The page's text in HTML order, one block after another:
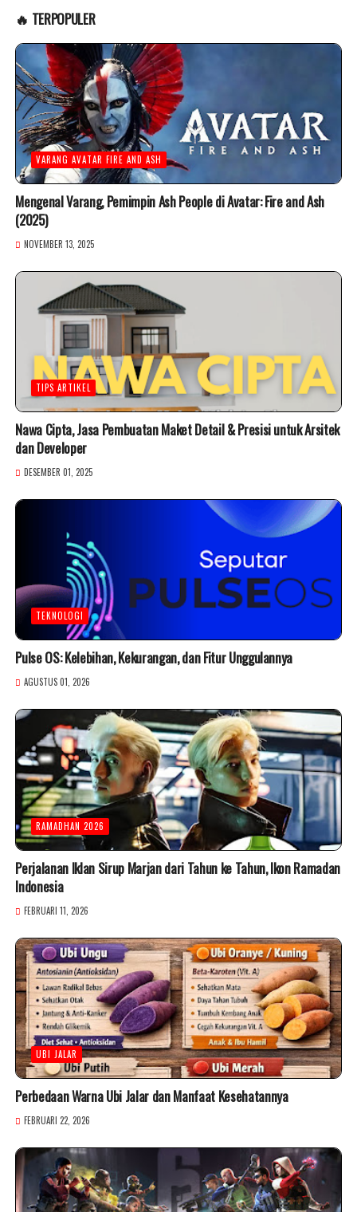
🔥 TERPOPULER
VARANG AVATAR FIRE AND ASH
Mengenal Varang, Pemimpin Ash People di Avatar: Fire and Ash
(2025)
NOVEMBER 13, 2025
TIPS ARTIKEL
Nawa Cipta, Jasa Pembuatan Maket Detail & Presisi untuk Arsitek
dan Developer
DESEMBER 01, 2025
TEKNOLOGI
Pulse OS: Kelebihan, Kekurangan, dan Fitur Unggulannya
AGUSTUS 01, 2026
RAMADHAN 2026
Perjalanan Iklan Sirup Marjan dari Tahun ke Tahun, Ikon Ramadan
Indonesia
FEBRUARI 11, 2026
UBI JALAR
Perbedaan Warna Ubi Jalar dan Manfaat Kesehatannya
FEBRUARI 22, 2026